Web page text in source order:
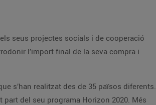
seus projectes socials i de cooperació
l’import final de la seva compra i
s’han realitzat des de 35 països diferents.
del seu programa Horizon 2020. Més